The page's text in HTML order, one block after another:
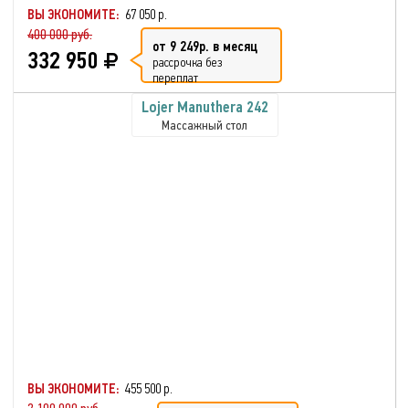
ВЫ ЭКОНОМИТЕ: 67 050 р.
400 000 руб.
332 950 от 9 249р. в месяц
рассрочка без
переплат
Lojer Manuthera 242
Массажный стол
ВЫ ЭКОНОМИТЕ: 455 500 р.